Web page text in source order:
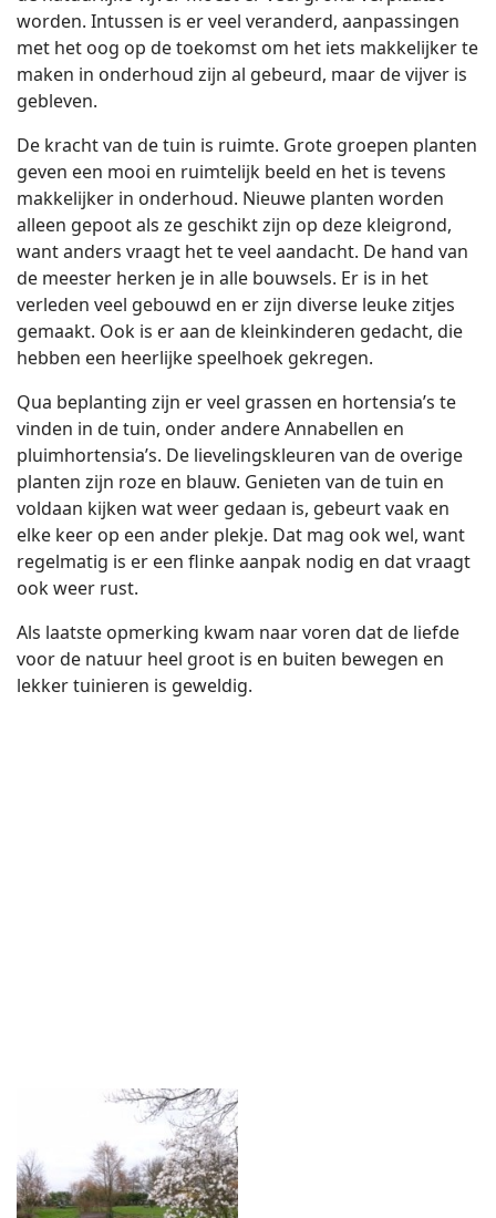
worden. Intussen is er veel veranderd, aanpassingen
met het oog op de toekomst om het iets makkelijker te
maken in onderhoud zijn al gebeurd, maar de vijver is
gebleven.
De kracht van de tuin is ruimte. Grote groepen planten
geven een mooi en ruimtelijk beeld en het is tevens
makkelijker in onderhoud. Nieuwe planten worden
alleen gepoot als ze geschikt zijn op deze kleigrond,
want anders vraagt het te veel aandacht. De hand van
de meester herken je in alle bouwsels. Er is in het
verleden veel gebouwd en er zijn diverse leuke zitjes
gemaakt. Ook is er aan de kleinkinderen gedacht, die
hebben een heerlijke speelhoek gekregen.
Qua beplanting zijn er veel grassen en hortensia’s te
vinden in de tuin, onder andere Annabellen en
pluimhortensia’s. De lievelingskleuren van de overige
planten zijn roze en blauw. Genieten van de tuin en
voldaan kijken wat weer gedaan is, gebeurt vaak en
elke keer op een ander plekje. Dat mag ook wel, want
regelmatig is er een flinke aanpak nodig en dat vraagt
ook weer rust.
Als laatste opmerking kwam naar voren dat de liefde
voor de natuur heel groot is en buiten bewegen en
lekker tuinieren is geweldig.